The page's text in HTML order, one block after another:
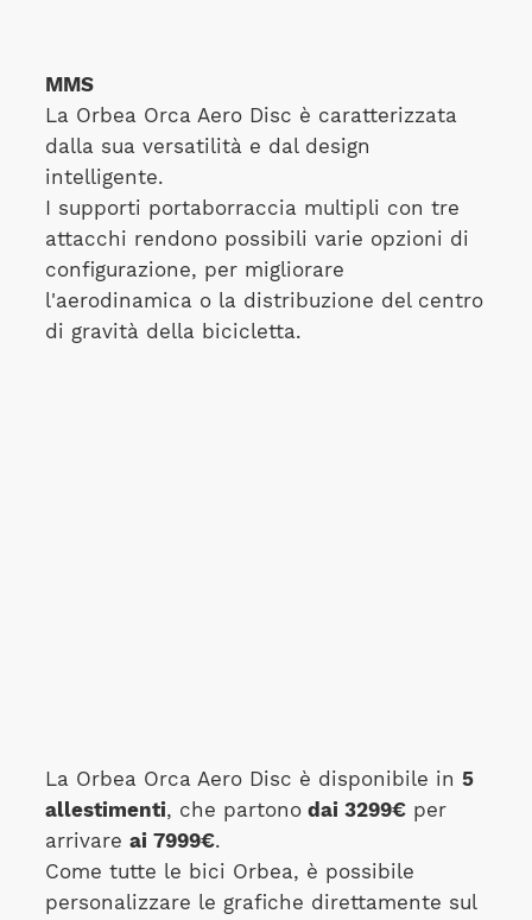
MMS
La Orbea Orca Aero Disc è caratterizzata
dalla sua versatilità e dal design
intelligente.
I supporti portaborraccia multipli con tre
attacchi rendono possibili varie opzioni di
configurazione, per migliorare
l'aerodinamica o la distribuzione del centro
di gravità della bicicletta.
La Orbea Orca Aero Disc è disponibile in 5
allestimenti, che partonodai 3299€per
arrivare ai 7999€.
Come tutte le bici Orbea, è possibile
personalizzare le grafiche direttamente sul